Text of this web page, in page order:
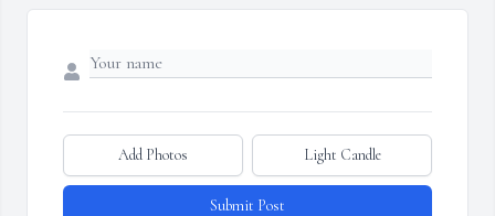
Add Photos Light Candle
Submit Post